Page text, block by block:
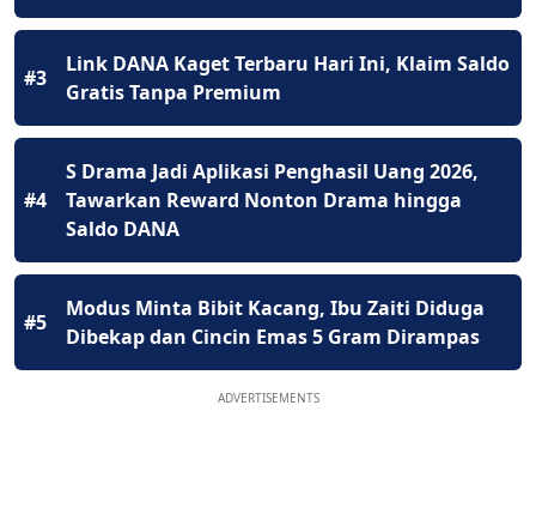
#3
Link DANA Kaget Terbaru Hari Ini, Klaim Saldo
Gratis Tanpa Premium
#4
S Drama Jadi Aplikasi Penghasil Uang 2026,
Tawarkan Reward Nonton Drama hingga
Saldo DANA
#5
Modus Minta Bibit Kacang, Ibu Zaiti Diduga
Dibekap dan Cincin Emas 5 Gram Dirampas
ADVERTISEMENTS